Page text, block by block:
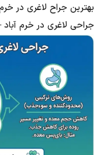
بهترین جراح لاغری در
جراحی لاغری در خرم